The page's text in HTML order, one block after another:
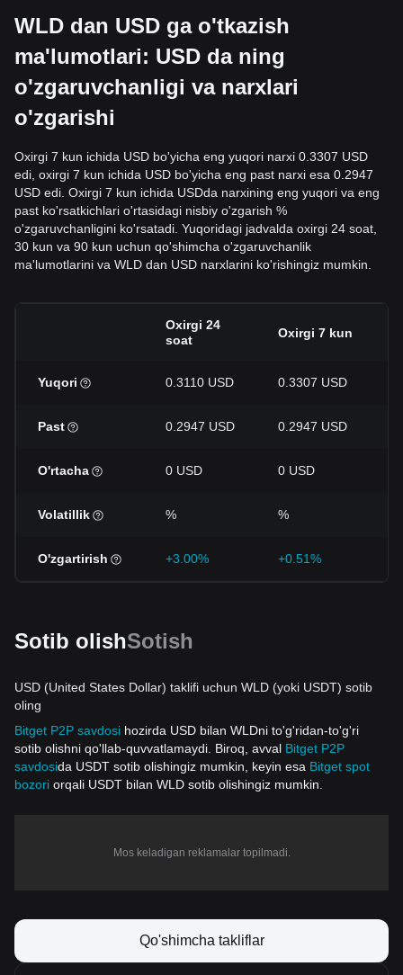
WLD dan USD ga o'tkazish
ma'lumotlari: USD da ning
o'zgaruvchanligi va narxlari
o'zgarishi
Oxirgi 7 kun ichida USD bo'yicha eng yuqori narxi 0.3307 USD
edi, oxirgi 7 kun ichida USD bo'yicha eng past narxi esa 0.2947
USD edi. Oxirgi 7 kun ichida USDda narxining eng yuqori va eng
past ko'rsatkichlari o'rtasidagi nisbiy o'zgarish %
o'zgaruvchanligini ko'rsatadi. Yuqoridagi jadvalda oxirgi 24 soat,
30 kun va 90 kun uchun qo'shimcha o'zgaruvchanlik
ma'lumotlarini va WLD dan USD narxlarini ko'rishingiz mumkin.
Oxirgi 24
soat
Oxirgi 7 kun
Yuqori 0.3110 USD 0.3307 USD
Past 0.2947 USD 0.2947 USD
O'rtacha 0 USD 0 USD
Volatillik % %
O'zgartirish +3.00% +0.51%
Sotib olishSotish
USD (United States Dollar) taklifi uchun WLD (yoki USDT) sotib
oling
Bitget P2P savdosi hozirda USD bilan WLDni to'g'ridan-to'g'ri
sotib olishni qo'llab-quvvatlamaydi. Biroq, avval Bitget P2P
savdosida USDT sotib olishingiz mumkin, keyin esa Bitget spot
bozori orqali USDT bilan WLD sotib olishingiz mumkin.
Mos keladigan reklamalar topilmadi.
Qo'shimcha takliflar